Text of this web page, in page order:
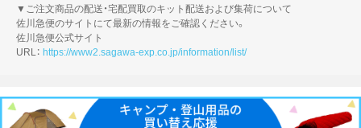
▼ご注文商品の配送・宅配買取のキット配送および集荷について
佐川急便のサイトにて最新の情報をご確認ください。
佐川急便公式サイト
URL： https://www2.sagawa-exp.co.jp/information/list/